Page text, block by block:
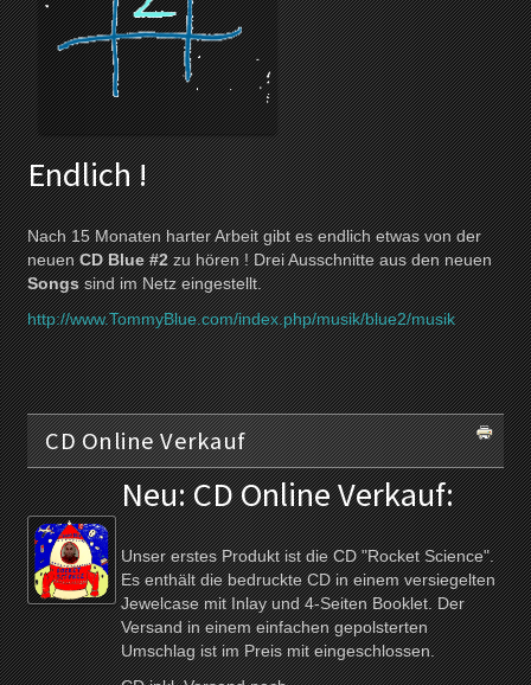
Endlich !
Nach 15 Monaten harter Arbeit gibt es endlich etwas von der
neuenCD Blue #2zu hören ! Drei Ausschnitte aus den neuen
Songssind im Netz eingestellt.
http://www.TommyBlue.com/index.php/musik/blue2/musik
CD Online Verkauf
Neu: CD Online Verkauf:
Unser erstes Produkt ist die CD "Rocket Science".
Es enthält die bedruckte CD in einem versiegelten
Jewelcase mit Inlay und 4-Seiten Booklet. Der
Versand in einem einfachen gepolsterten
Umschlag ist im Preis mit eingeschlossen.